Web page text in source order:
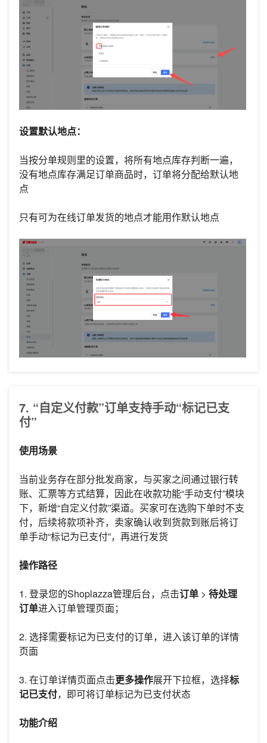
设置默认地点：
当按分单规则里的设置，将所有地点库存判断一遍，
没有地点库存满足订单商品时，订单将分配给默认地
点
只有可为在线订单发货的地点才能用作默认地点
7. “自定义付款”订单支持手动“标记已支
付”
使用场景
当前业务存在部分批发商家，与买家之间通过银行转
账、汇票等方式结算，因此在收款功能“手动支付”模块
下，新增“自定义付款”渠道。买家可在选购下单时不支
付，后续将款项补齐，卖家确认收到货款到账后将订
单手动“标记为已支付”，再进行发货
操作路径
1. 登录您的Shoplazza管理后台，点击订单 > 待处理
订单进入订单管理页面；
2. 选择需要标记为已支付的订单，进入该订单的详情
页面
3. 在订单详情页面点击更多操作展开下拉框，选择标
记已支付，即可将订单标记为已支付状态
功能介绍